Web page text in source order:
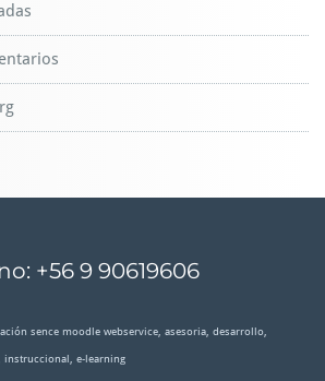
+56 9 90619606
sence moodle webservice, asesoria, desarrollo,
instruccional, e-learning